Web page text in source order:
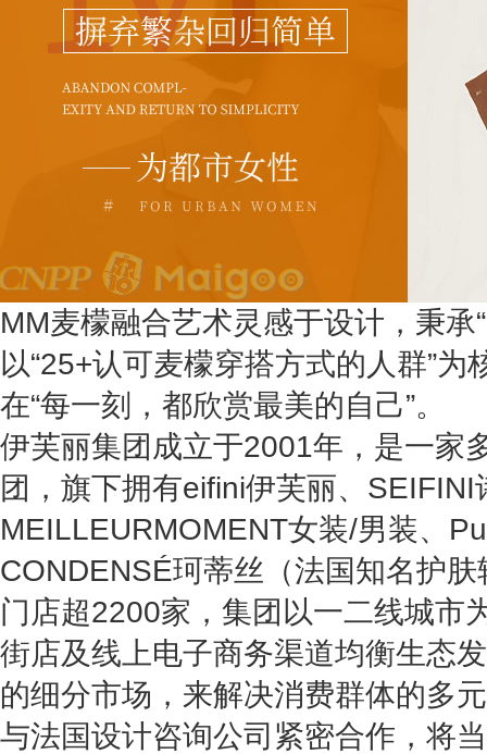
MM麦檬融合艺术灵感于设计，秉承
以“25+认可麦檬穿搭方式的人群”
在“每一刻，都欣赏最美的自己”。
伊芙丽集团成立于2001年，是一家
团，旗下拥有eifini伊芙丽、SEIFINI
MEILLEURMOMENT女装/男装、
CONDENSÉ珂蒂丝（法国知名护
门店超2200家，集团以一二线城市
街店及线上电子商务渠道均衡生态
的细分市场，来解决消费群体的多
与法国设计咨询公司紧密合作，将